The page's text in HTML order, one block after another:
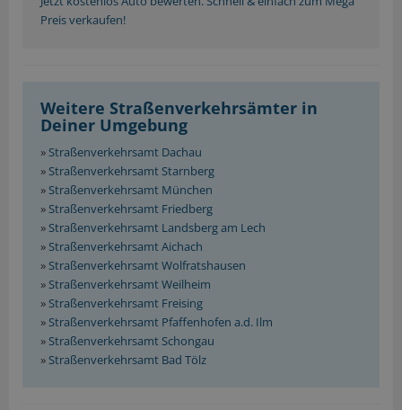
Preis verkaufen!
Weitere Straßenverkehrsämter in
Deiner Umgebung
» Straßenverkehrsamt Dachau
» Straßenverkehrsamt Starnberg
» Straßenverkehrsamt München
» Straßenverkehrsamt Friedberg
» Straßenverkehrsamt Landsberg am Lech
» Straßenverkehrsamt Aichach
» Straßenverkehrsamt Wolfratshausen
» Straßenverkehrsamt Weilheim
» Straßenverkehrsamt Freising
» Straßenverkehrsamt Pfaffenhofen a.d. Ilm
» Straßenverkehrsamt Schongau
» Straßenverkehrsamt Bad Tölz